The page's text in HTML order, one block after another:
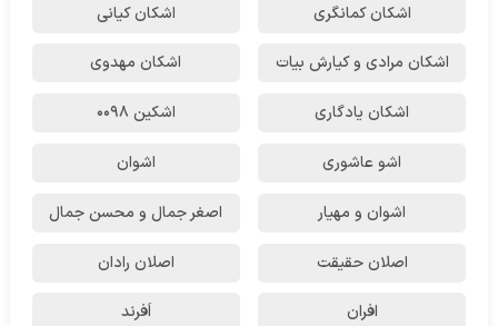
اشکان‌ کمانگری اشکان کیانی
اشکان مرادی و کیارش بیات اشکان مهدوی
اشکان یادگاری اشکین ۰۰۹۸
اشو عاشوری اشوان
اشوان و مهیار اصغر جمال و محسن جمال
اصلان حقیقت اصلان رادان
افران اَفرند